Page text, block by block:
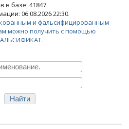
в базе: 41847.
06.08.2026 22:30.
и фальсифицированным
можно получить с помощью